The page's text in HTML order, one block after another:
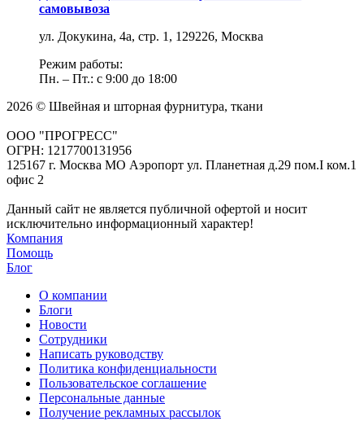
самовывоза
ул. Докукина, 4а, стр. 1, 129226, Москва
Режим работы:
Пн. – Пт.: с 9:00 до 18:00
2026 © Швейная и шторная фурнитура, ткани
ООО "ПРОГРЕСС"
ОГРН: 1217700131956
125167 г. Москва МО Аэропорт ул. Планетная д.29 пом.I ком.1
офис 2
Данный сайт не является публичной офертой и носит
исключительно информационный характер!
Компания
Помощь
Блог
О компании
Блоги
Новости
Сотрудники
Написать руководству
Политика конфиденциальности
Пользовательское соглашение
Персональные данные
Получение рекламных рассылок